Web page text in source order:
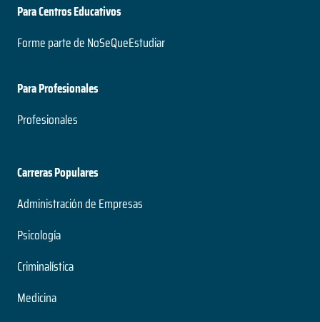
Para Centros Educativos
Forme parte de NoSeQueEstudiar
Para Profesionales
Profesionales
Carreras Populares
Administración de Empresas
Psicología
Criminalística
Medicina